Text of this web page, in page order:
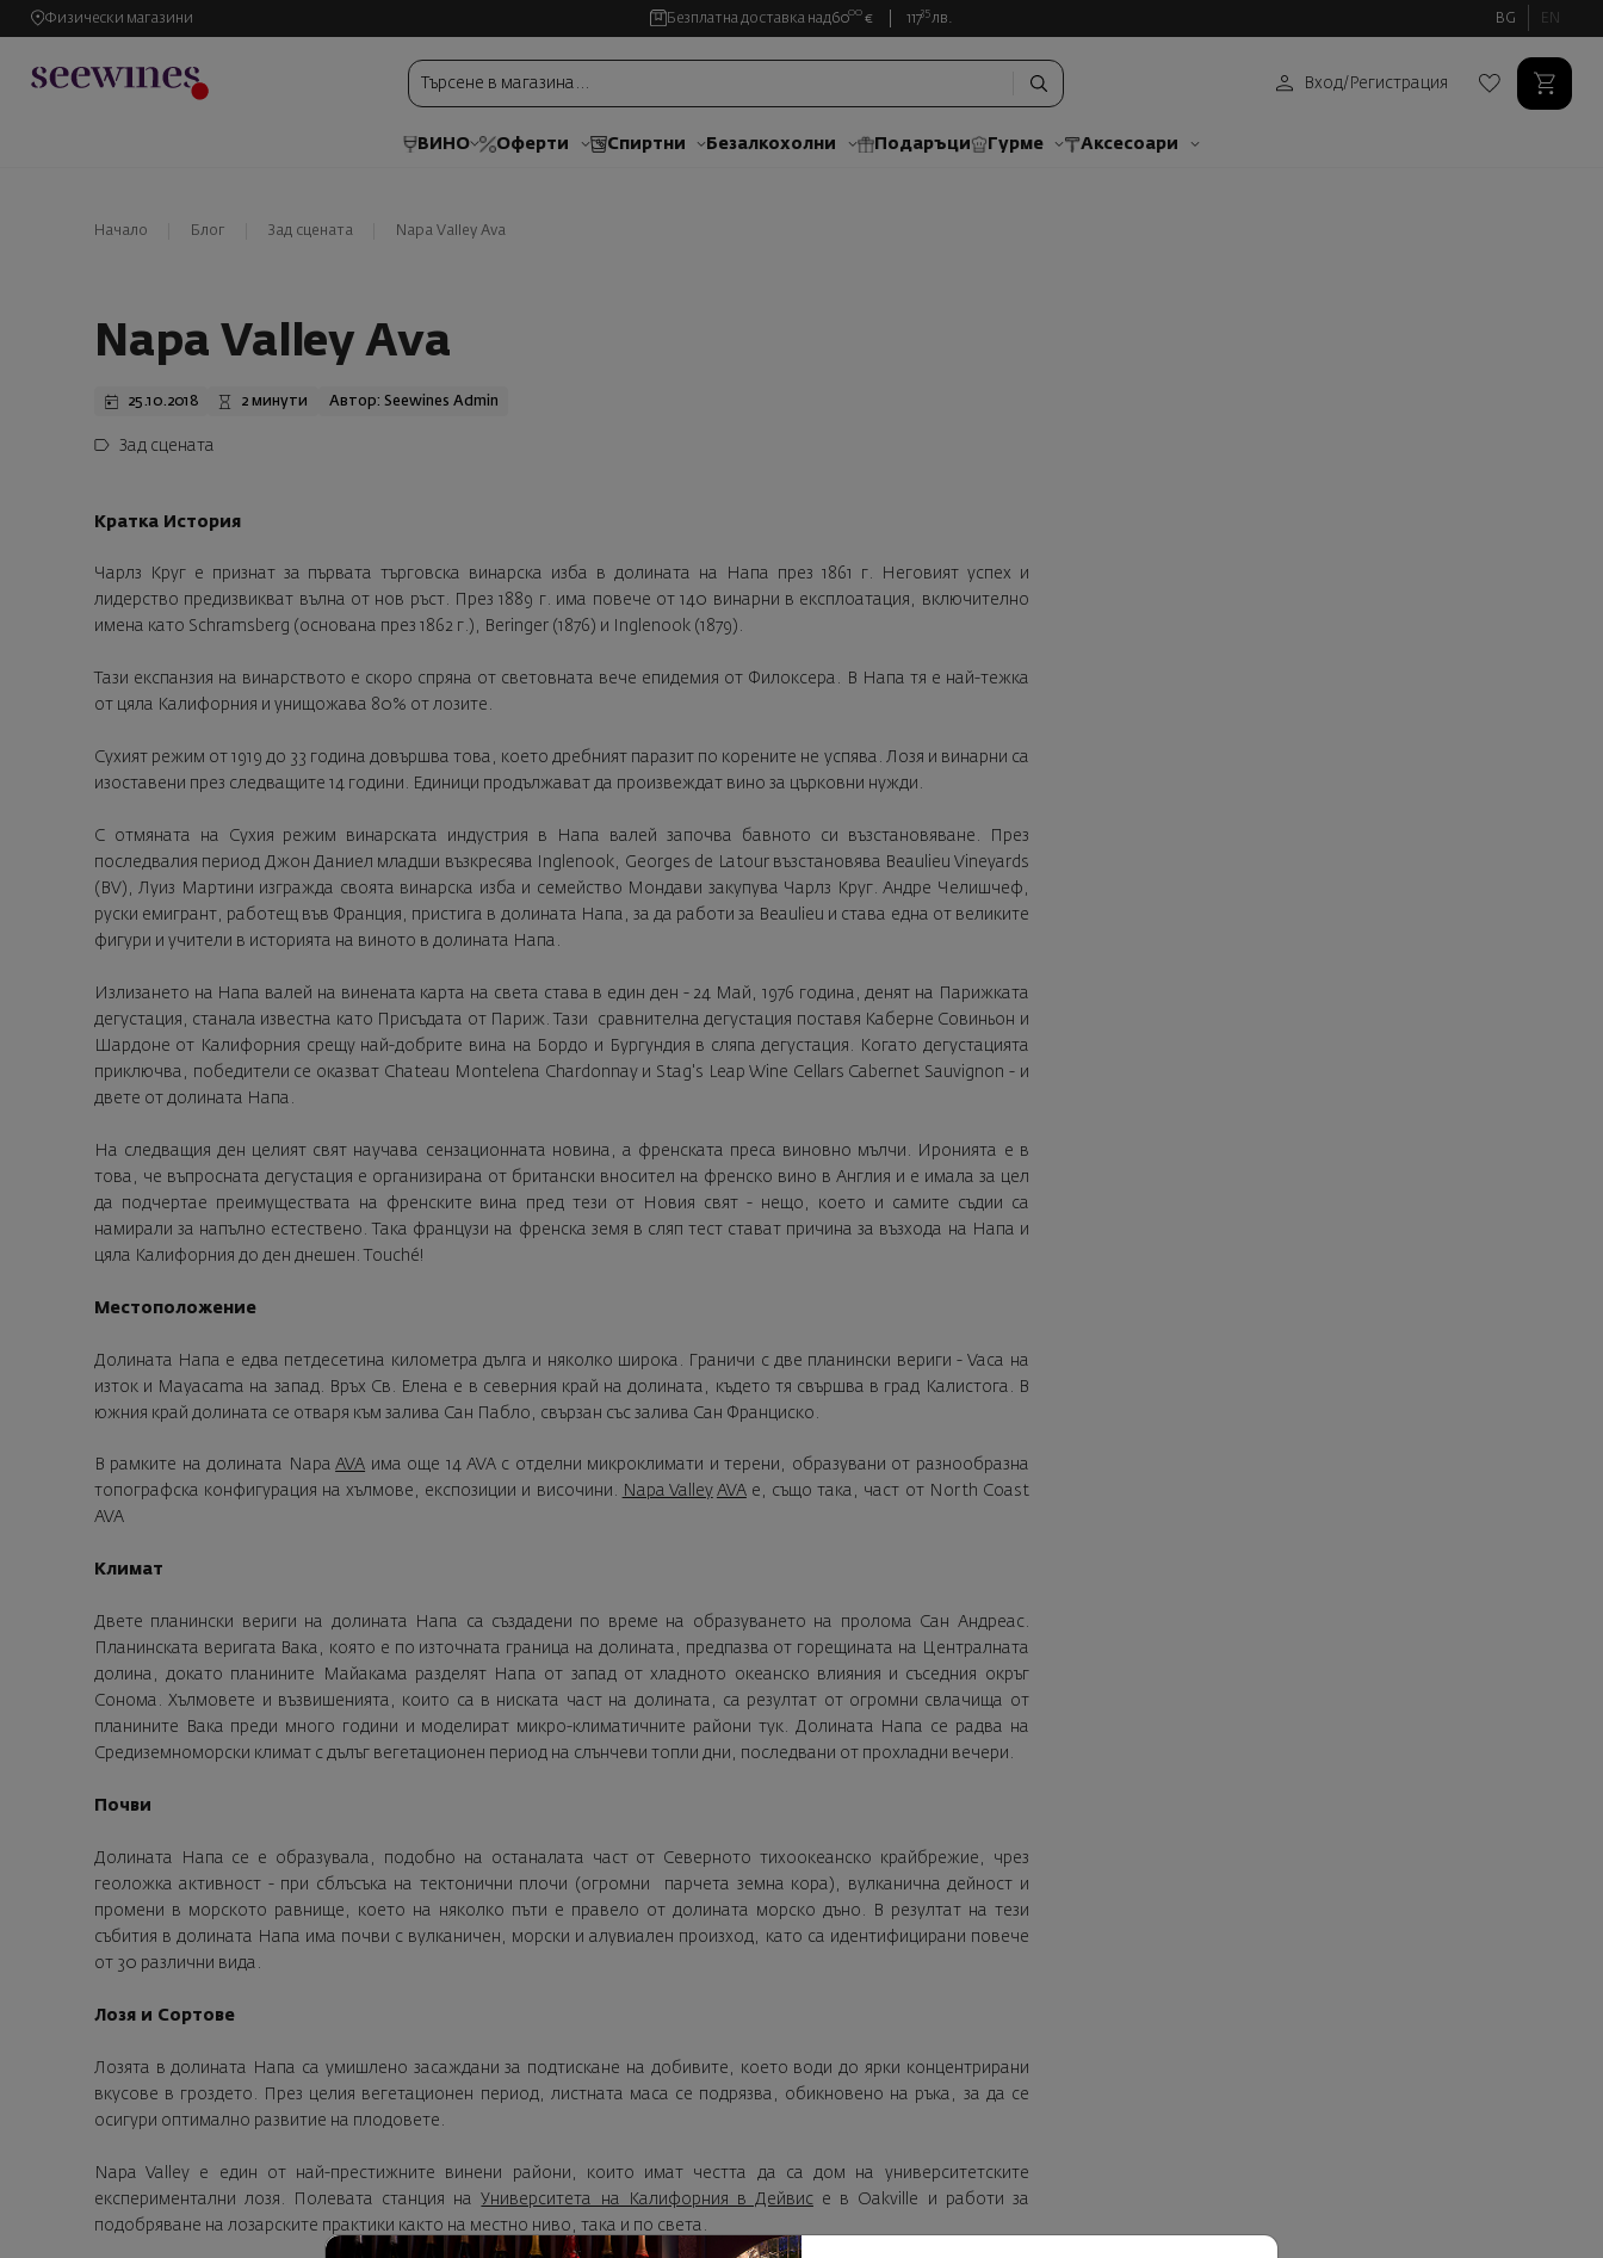
Физически магазини Безплатна доставка над6000 € 11735 лв. BG EN
Вход/ Регистрация
ВИНО Оферти Спиртни Безалкохолни Подаръци Гурме Аксесоари
Начало Блог Зад сцената Napa Valley Ava
Napa Valley Ava
25.10.2018 2 минути Автор: Seewines Admin
Зад сцената
Кратка История
Чарлз Круг е признат за първата търговска винарска изба в долината на Напа през 1861 г. Неговият успех и
лидерство предизвикват вълна от нов ръст. През 1889 г. има повече от 140 винарни в експлоатация, включително
имена като Schramsberg (основана през 1862 г.), Beringer (1876) и Inglenook (1879).
Тази експанзия на винарството е скоро спряна от световната вече епидемия от Филоксера. В Напа тя е най-тежка
от цяла Калифорния и унищожава 80% от лозите.
Сухият режим от 1919 до 33 година довършва това, което дребният паразит по корените не успява. Лозя и винарни са
изоставени през следващите 14 години. Единици продължават да произвеждат вино за църковни нужди.
С отмяната на Сухия режим винарската индустрия в Напа валей започва бавното си възстановяване. През
последвалия период Джон Даниел младши възкресява Inglenook, Georges de Latour възстановява Beaulieu Vineyards
(BV), Луиз Мартини изгражда своята винарска изба и семейство Мондави закупува Чарлз Круг. Андре Челишчеф,
руски емигрант, работещ във Франция, пристига в долината Напа, за да работи за Beaulieu и става една от великите
фигури и учители в историята на виното в долината Напа.
Излизането на Напа валей на винената карта на света става в един ден - 24 Май, 1976 година, денят на Парижката
дегустация, станала известна като Присъдата от Париж. Тази сравнителна дегустация поставя Каберне Совиньон и
Шардоне от Калифорния срещу най-добрите вина на Бордо и Бургундия в сляпа дегустация. Когато дегустацията
приключва, победители се оказват Chateau Montelena Chardonnay и Stag's Leap Wine Cellars Cabernet Sauvignon - и
двете от долината Напа.
На следващия ден целият свят научава сензационната новина, а френската преса виновно мълчи. Иронията е в
това, че въпросната дегустация е организирана от британски вносител на френско вино в Англия и е имала за цел
да подчертае преимуществата на френските вина пред тези от Новия свят - нещо, което и самите съдии са
намирали за напълно естествено. Така французи на френска земя в сляп тест стават причина за възхода на Напа и
цяла Калифорния до ден днешен. Тouché!
Местоположение
Долината Напа е едва петдесетина километра дълга и няколко широка. Граничи с две планински вериги - Vaca на
изток и Mayacama на запад. Връх Св. Елена е в северния край на долината, където тя свършва в град Калистога. В
южния край долината се отваря към залива Сан Пабло, свързан със залива Сан Франциско.
В рамките на долината NapaAVA има още 14 AVA с отделни микроклимати и терени, образувани от разнообразна
топографска конфигурация на хълмове, експозиции и височини. Napa Valley AVAе, също така, част от North Coast
AVA
Климат
Двете планински вериги на долината Напа са създадени по време на образуването на пролома Сан Андреас.
Планинската веригата Вака, която е по източната граница на долината, предпазва от горещината на Централната
долина, докато планините Майакама разделят Напа от запад от хладното океанско влияния и съседния окръг
Сонома. Хълмовете и възвишенията, които са в ниската част на долината, са резултат от огромни свлачища от
планините Вака преди много години и моделират микро-климатичните райони тук. Долината Напа се радва на
Средиземноморски климат с дълъг вегетационен период на слънчеви топли дни, последвани от прохладни вечери.
Почви
Долината Напа се е образувала, подобно на останалата част от Северното тихоокеанско крайбрежие, чрез
геоложка активност - при сблъсъка на тектонични плочи (огромни парчета земна кора), вулканична дейност и
промени в морското равнище, което на няколко пъти е правело от долината морско дъно. В резултат на тези
събития в долината Напа има почви с вулканичен, морски и алувиален произход, като са идентифицирани повече
от 30 различни вида.
Лозя и Сортове
Лозята в долината Напа са умишлено засаждани за подтискане на добивите, което води до ярки концентрирани
вкусове в гроздето. През целия вегетационен период, листната маса се подрязва, обикновено на ръка, за да се
осигури оптимално развитие на плодовете.
Napa Valley е един от най-престижните винени райони, които имат честта да са дом на университетските
експериментални лозя. Полевата станция наУниверситета на Калифорния в Дейвисе в Oakville и работи за
подобряване на лозарските практики както на местно ниво, така и по света.